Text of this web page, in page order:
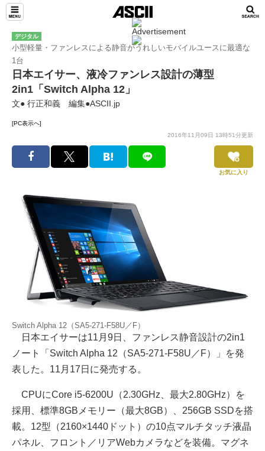
デジタル
小型軽量・ファンレスによる静音がうれしいモバイルユースに最適な
1台
日本エイサー、液冷ファンレス設計の薄型
2in1「Switch Alpha 12」
文● 行正和義 編集●ASCII.jp
[PC表示へ]
2016年11月09日 13時51分更新
お気に入り
Switch Alpha 12（SA5-271-F58U／F）
日本エイサーは11月9日、ファンレス静音設計の2in1
ノート「Switch Alpha 12（SA5-271-F58U／F）」を発
表した。11月17日に発売する。
CPUにCore i5-6200U（2.30GHz、最大2.80GHz）を
採用、標準8GBメモリー（最大8GB）、256GB SSDを搭
載。12型（2160×1440ドット）の10点マルチタッチ液晶
パネル、フロント／リアWebカメラなどを装備。マグネ